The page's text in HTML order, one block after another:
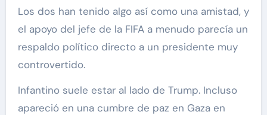
Los dos han tenido algo así como una amistad, y
el apoyo del jefe de la FIFA a menudo parecía un
respaldo político directo a un presidente muy
controvertido.
Infantino suele estar al lado de Trump. Incluso
apareció en una cumbre de paz en Gaza en